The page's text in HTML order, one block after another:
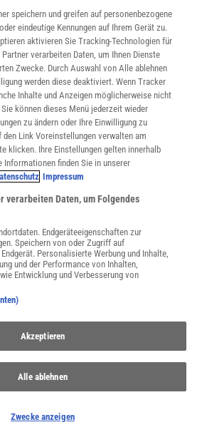
aus wie heute - die Erdteile wandern seit
Planeten. Angetrieben werden sie von
speichern und greifen auf personenbezogene
eindeutige Kennungen auf Ihrem Gerät zu.
aktivieren Sie Tracking-Technologien für
verarbeiten Daten, um Ihnen Dienste
Zwecke. Durch Auswahl von Alle ablehnen
werden diese deaktiviert. Wenn Tracker
Inhalte und Anzeigen möglicherweise nicht
können dieses Menü jederzeit wieder
zu ändern oder Ihre Einwilligung zu
Link Voreinstellungen verwalten am
klicken. Ihre Einstellungen gelten innerhalb
Informationen finden Sie in unserer
Impressum
verarbeiten Daten, um Folgendes
Endgeräteeigenschaften zur
Speichern von oder Zugriff auf
Personalisierte Werbung und Inhalte,
und der Performance von Inhalten,
Entwicklung und Verbesserung von
Akzeptieren
Alle ablehnen
Zwecke anzeigen